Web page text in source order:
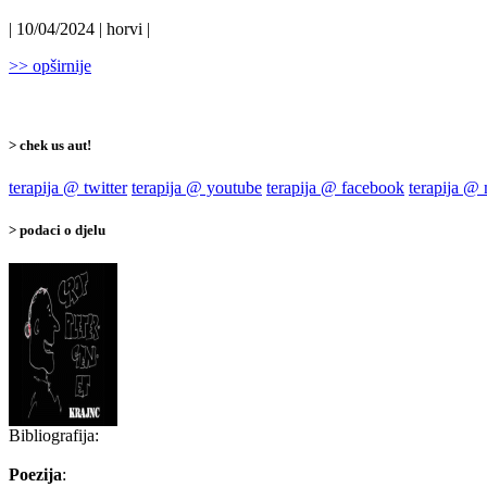
| 10/04/2024 | horvi |
>> opširnije
> chek us aut!
terapija @ twitter terapija @ youtube terapija @ facebook terapija @
> podaci o djelu
Bibliografija:
Poezija: